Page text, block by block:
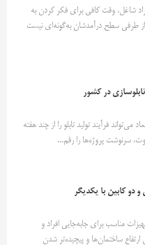
شاغل، وقت کافی برای فکر کردن به
از طرفی سطح درآمدشان به‌گونه‌ای نیست
در کشور
می‌تواند فرآیند تولید تابلو را از چند هفته
سرنوشت پروژه‌ها را رقم...
دو کابین با یکدیگر
مناسب برای جابه‌جایی افراد و
ساختمان‌ها و پیچیده‌تر شدن